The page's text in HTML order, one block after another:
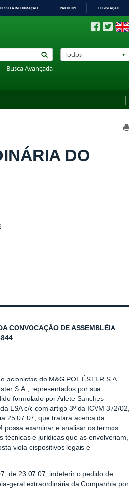
À INFORMAÇÃO PARTICIPE LEGISLAÇÃO
Busca Avançada
Todos
DO
CONVOCAÇÃO DE ASSEMBLÉIA
acionistas de M&G POLIÉSTER S.A.
S.A., representados por sua
formulado por Arlete Sanches
LSA c/c com artigo 3º da ICVM 372/02,
25.07.07, que tratará acerca da
possa examinar e analisar os termos
técnicas e jurídicas que as envolveriam,
viola dispositivos legais e
de 23.07.07, indeferir o pedido de
geral extraordinária da Companhia por